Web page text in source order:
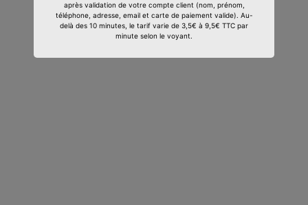
après validation de votre compte client (nom, prénom,
téléphone, adresse, email et carte de paiement valide). Au-
delà des 10 minutes, le tarif varie de 3,5€ à 9,5€ TTC par
minute selon le voyant.